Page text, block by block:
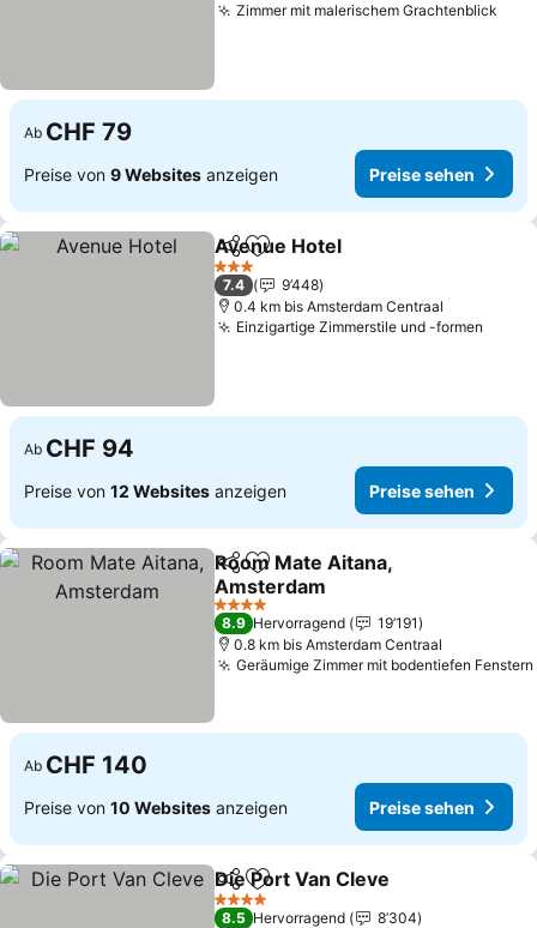
Zimmer mit malerischem Grachtenblick
Ab CHF 79
Preise von 9 Websites anzeigen Preise sehen
TeilenZu Favoriten hinzufügen
Avenue Hotel
3 Sterne
7.4
9’448
0.4 km bis Amsterdam Centraal
Einzigartige Zimmerstile und -formen
Ab CHF 94
Preise von 12 Websites anzeigen Preise sehen
TeilenZu Favoriten hinzufügen
Room Mate Aitana,
Amsterdam
Preise sehen
4 Sterne
8.9 Hervorragend
19’191
0.8 km bis Amsterdam Centraal
Geräumige Zimmer mit bodentiefen Fenstern
Ab CHF 140
Preise von 10 Websites anzeigen Preise sehen
TeilenZu Favoriten hinzufügen
Die Port Van Cleve
4 Sterne
8.5 Hervorragend
8’304